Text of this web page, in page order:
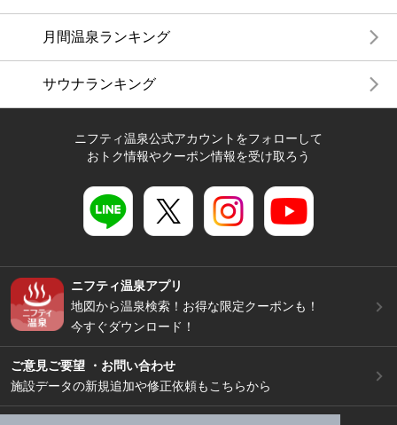
月間温泉ランキング
サウナランキング
ニフティ温泉公式アカウントをフォローして
おトク情報やクーポン情報を受け取ろう
ニフティ温泉アプリ
地図から温泉検索！お得な限定クーポンも！
今すぐダウンロード！
ご意見ご要望 ・お問い合わせ
施設データの新規追加や修正依頼もこちらから